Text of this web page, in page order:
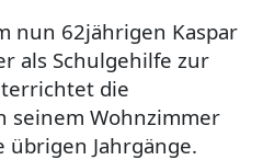
nun 62jährigen Kaspar
als Schulgehilfe zur
die
seinem Wohnzimmer
übrigen Jahrgänge.